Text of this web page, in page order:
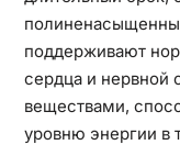
поддерживают
сердца и нервной
веществами,
уровню энергии в